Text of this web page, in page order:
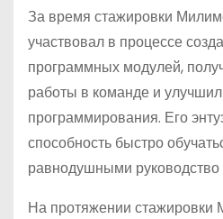
За время стажировки
участвовал в процессе
программных модулей,
работы в команде и
программирования. Его
способность быстро
равнодушными руководство
На протяжении стажировки